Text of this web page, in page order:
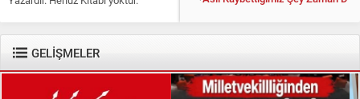
diyenlere güler geçer. Yüce...
GELİŞMELER